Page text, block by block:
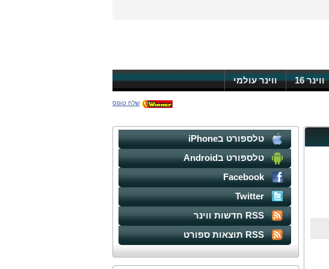
ווינר 16 ווינר עולמי
שלח טופס
טלספורט בiPhone
טלספורט בAndroid
Facebook
Twitter
RSS חדשות ווינר
RSS תוצאות ספורט